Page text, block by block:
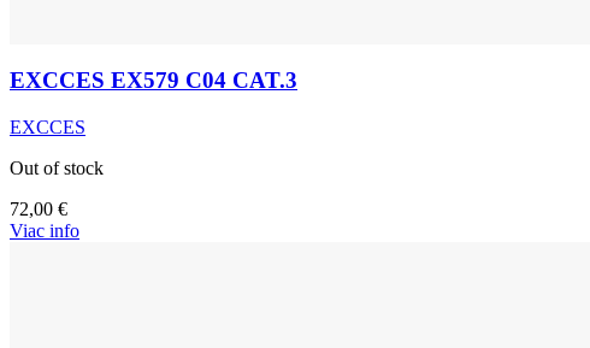
EXCCES EX579 C04 CAT.3
EXCCES
Out of stock
72,00 €
Viac info